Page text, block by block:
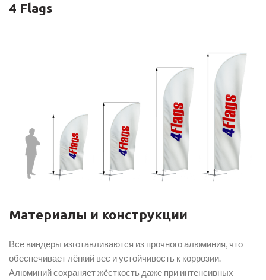
4 Flags
Материалы и конструкции
Все виндеры изготавливаются из прочного алюминия, что
обеспечивает лёгкий вес и устойчивость к коррозии.
Алюминий сохраняет жёсткость даже при интенсивных